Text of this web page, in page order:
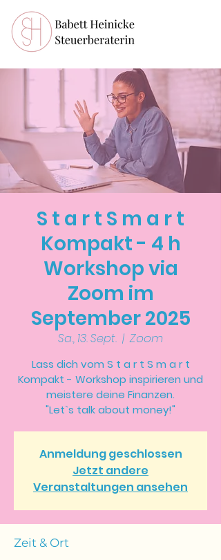
S t a r t S m a r t
Kompakt - 4 h
Workshop via
Zoom im
September 2025
Sa., 13. Sept.
  |
Zoom
Lass dich vom S t a r t S m a r t
Kompakt - Workshop inspirieren und
meistere deine Finanzen.
"Let`s talk about money!"
Anmeldung geschlossen
Jetzt andere
Veranstaltungen ansehen
Zeit & Ort